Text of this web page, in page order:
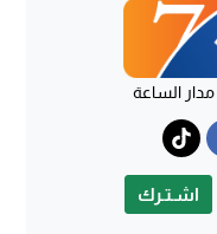
مدار الساعة
اشـتـرك